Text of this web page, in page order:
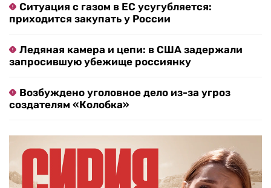
Ситуация с газом в ЕС усугубляется:
приходится закупать у России
Ледяная камера и цепи: в США задержали
запросившую убежище россиянку
Возбуждено уголовное дело из-за угроз
создателям «Колобка»